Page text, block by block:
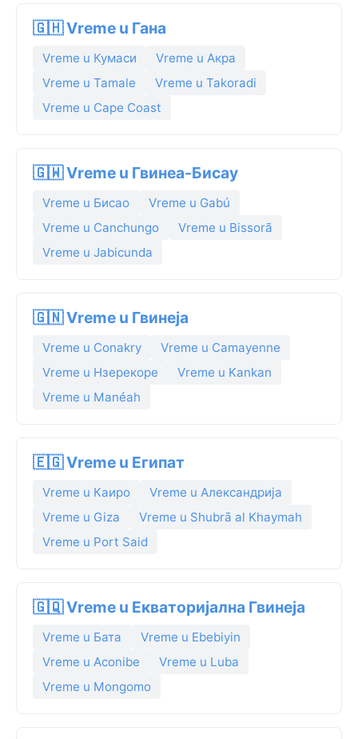
🇬🇭 Vreme u Гана
Vreme u Кумаси
Vreme u Акра
Vreme u Tamale
Vreme u Takoradi
Vreme u Cape Coast
🇬🇼 Vreme u Гвинеа-Бисау
Vreme u Бисао
Vreme u Gabú
Vreme u Canchungo
Vreme u Bissorã
Vreme u Jabicunda
🇬🇳 Vreme u Гвинеја
Vreme u Conakry
Vreme u Camayenne
Vreme u Нзерекоре
Vreme u Kankan
Vreme u Manéah
🇪🇬 Vreme u Египат
Vreme u Каиро
Vreme u Александрија
Vreme u Giza
Vreme u Shubrā al Khaymah
Vreme u Port Said
🇬🇶 Vreme u Екваторијална Гвинеја
Vreme u Бата
Vreme u Ebebiyin
Vreme u Aconibe
Vreme u Luba
Vreme u Mongomo